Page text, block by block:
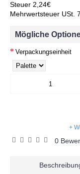
Steuer 2,24€
Mehrwertsteuer USt.
Mögliche
Verpackungseinheit
+
0